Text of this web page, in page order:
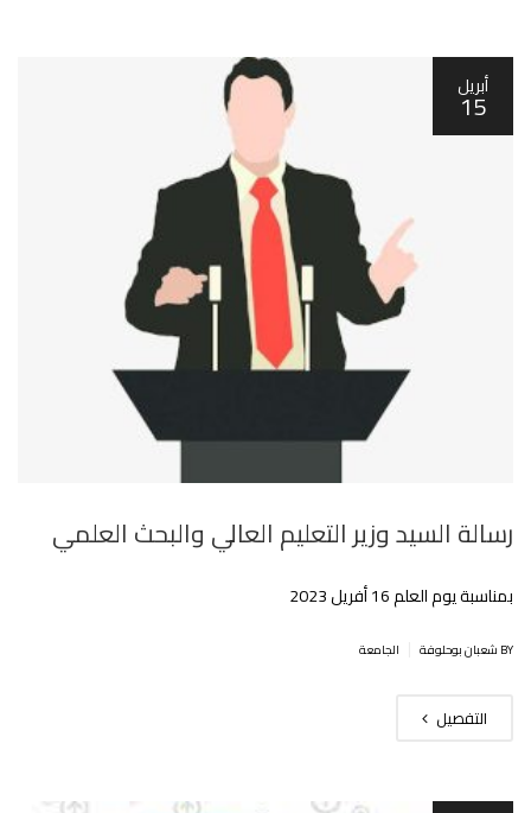
أبريل
15
رسالة السيد وزير التعليم العالي والبحث العلمي
بمناسبة يوم العلم 16 أفريل 2023
BY شعبان بوحلوفة الجامعة
التفصيل